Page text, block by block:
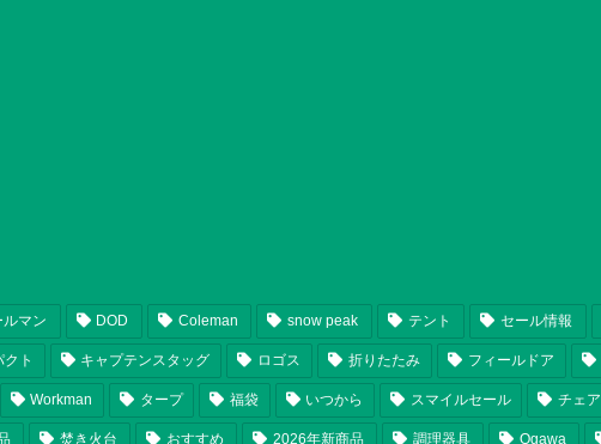
ルマン DOD Coleman snow peak テント セール情報
クト キャプテンスタッグ ロゴス 折りたたみ フィールドア
Workman タープ 福袋 いつから スマイルセール チェア
焚き火台 おすすめ 2026年新商品 調理器具 Ogawa